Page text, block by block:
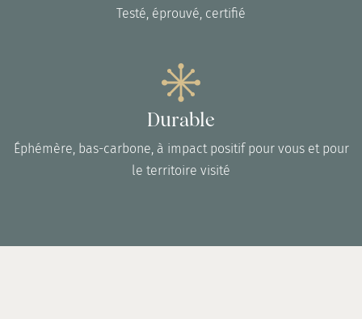
Testé, éprouvé, certifié
Durable
Éphémère, bas-carbone, à impact positif pour vous et pour
le territoire visité